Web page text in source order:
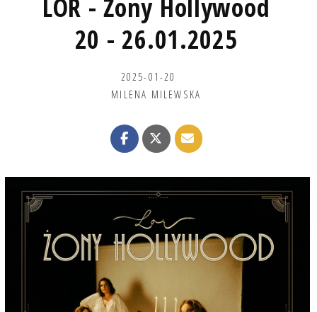
LOR - Żony Hollywood
20 - 26.01.2025
2025-01-20
MILENA MILEWSKA